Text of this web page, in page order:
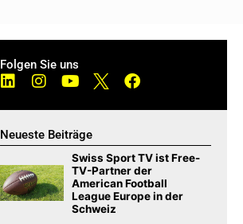
Folgen Sie uns
Neueste Beiträge
Swiss Sport TV ist Free-
TV-Partner der
American Football
League Europe in der
Schweiz